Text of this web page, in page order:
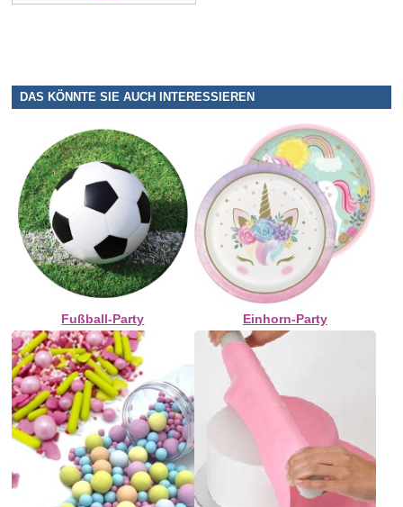
DAS KÖNNTE SIE AUCH INTERESSIEREN
Fußball-Party Einhorn-Party